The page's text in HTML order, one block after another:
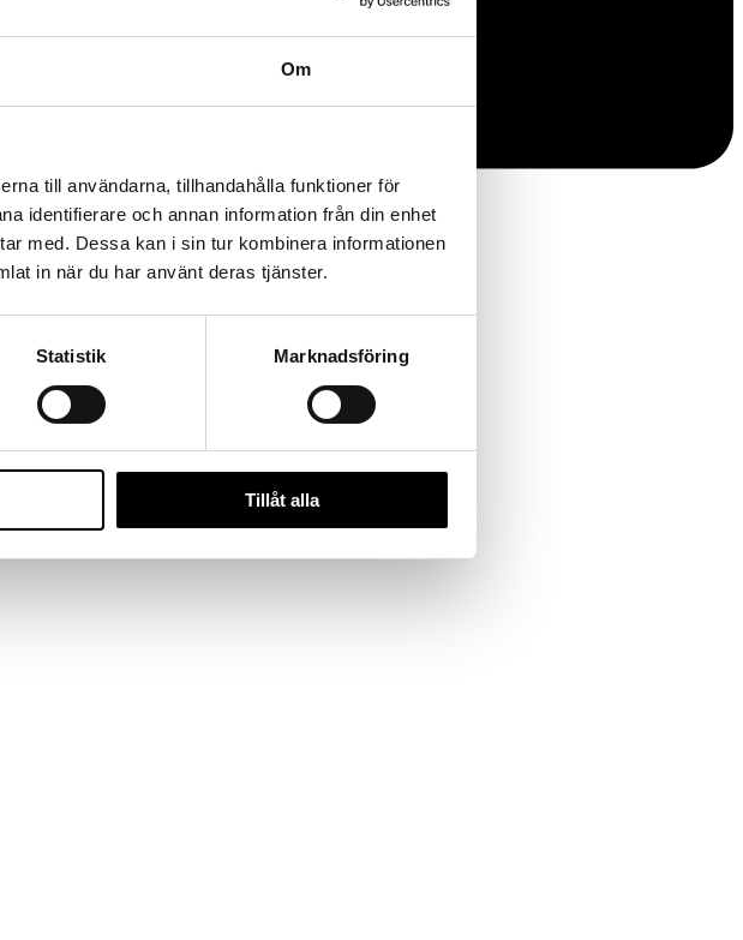
Om
till användarna, tillhandahålla funktioner för
identifierare och annan information från din enhet
med. Dessa kan i sin tur kombinera informationen
in när du har använt deras tjänster.
Statistik Marknadsföring
Tillåt alla